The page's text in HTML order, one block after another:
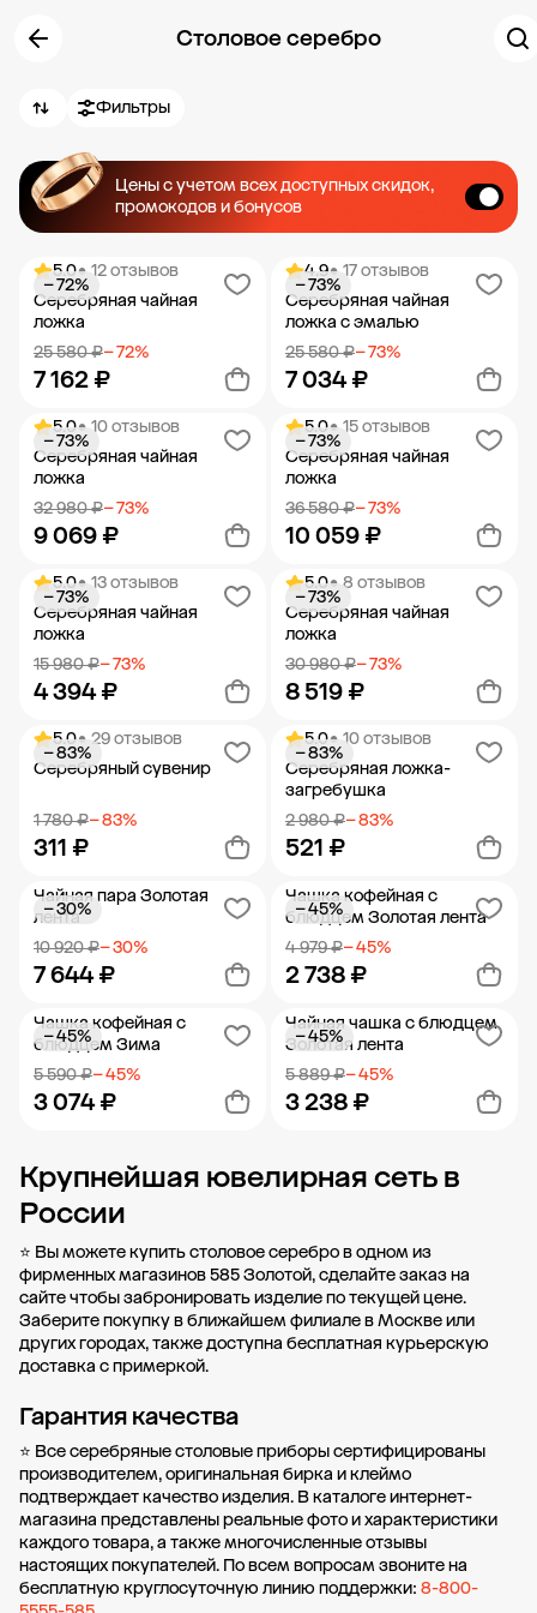
Столовое серебро
Фильтры
Цены с учетом всех доступных скидок,
промокодов и бонусов
5.0• 12 отзывов
Серебряная чайная
ложка
25 580 ₽− 72%
7 162 ₽
− 72%
Добавить в корзину
4.9• 17 отзывов
Серебряная чайная
ложка с эмалью
25 580 ₽− 73%
7 034 ₽
− 73%
Добавить в корзину
5.0• 10 отзывов
Серебряная чайная
ложка
32 980 ₽− 73%
9 069 ₽
− 73%
Добавить в корзину
5.0• 15 отзывов
Серебряная чайная
ложка
36 580 ₽− 73%
10 059 ₽
− 73%
Добавить в корзину
5.0• 13 отзывов
Серебряная чайная
ложка
15 980 ₽− 73%
4 394 ₽
− 73%
Добавить в корзину
5.0• 8 отзывов
Серебряная чайная
ложка
30 980 ₽− 73%
8 519 ₽
− 73%
Добавить в корзину
5.0• 29 отзывов
Серебряный сувенир
1 780 ₽− 83%
311 ₽
− 83%
Добавить в корзину
5.0• 10 отзывов
Серебряная ложка-
загребушка
2 980 ₽− 83%
521 ₽
− 83%
Добавить в корзину
Чайная пара Золотая
лента
10 920 ₽− 30%
7 644 ₽
− 30%
Добавить в корзину
Чашка кофейная с
блюдцем Золотая лента
4 979 ₽− 45%
2 738 ₽
− 45%
Добавить в корзину
Чашка кофейная с
блюдцем Зима
5 590 ₽− 45%
3 074 ₽
− 45%
Добавить в корзину
Чайная чашка с блюдцем
Золотая лента
5 889 ₽− 45%
3 238 ₽
− 45%
Добавить в корзину
Крупнейшая ювелирная сеть в
России
⭐ Вы можете купить столовое серебро в одном из
фирменных магазинов 585 Золотой, сделайте заказ на
сайте чтобы забронировать изделие по текущей цене.
Заберите покупку в ближайшем филиале в Москве или
других городах, также доступна бесплатная курьерскую
доставка с примеркой.
Гарантия качества
⭐ Все серебряные столовые приборы сертифицированы
производителем, оригинальная бирка и клеймо
подтверждает качество изделия. В каталоге интернет-
магазина представлены реальные фото и характеристики
каждого товара, а также многочисленные отзывы
настоящих покупателей. По всем вопросам звоните на
бесплатную круглосуточную линию поддержки: 8-800-